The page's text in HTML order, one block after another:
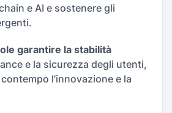
e AI e sostenere gli
garantire la stabilità
e la sicurezza degli utenti,
l’innovazione e la